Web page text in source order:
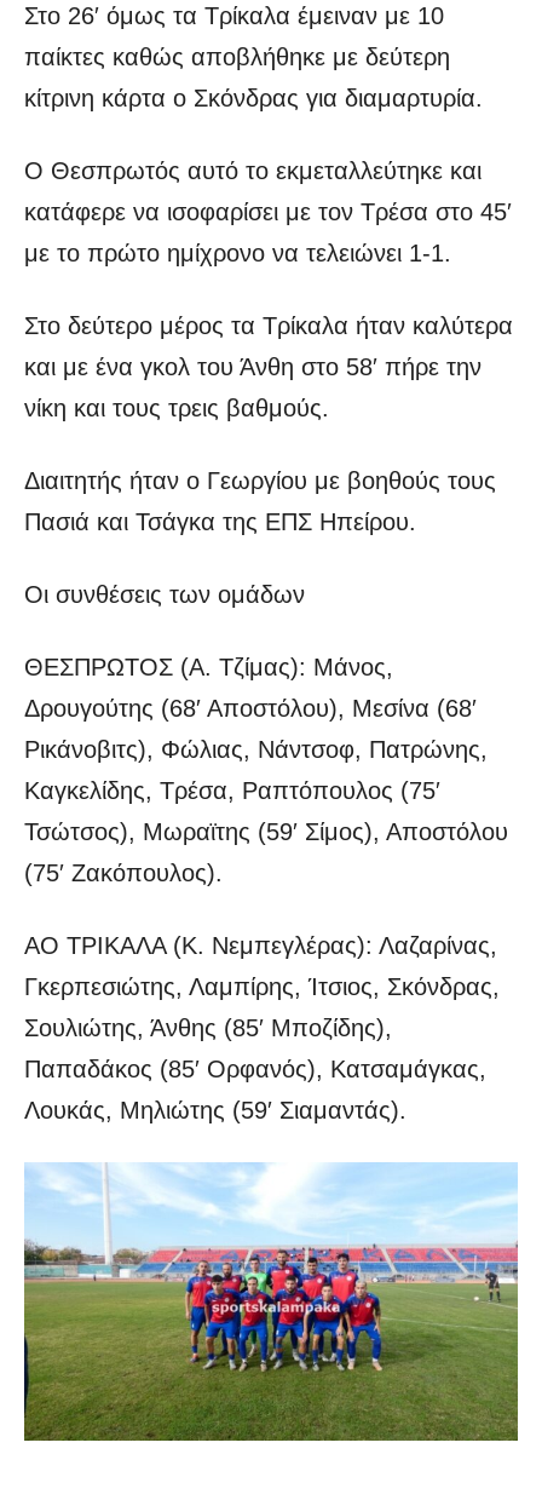
Στο 26′ όμως τα Τρίκαλα έμειναν με 10
παίκτες καθώς αποβλήθηκε με δεύτερη
κίτρινη κάρτα ο Σκόνδρας για διαμαρτυρία.
Ο Θεσπρωτός αυτό το εκμεταλλεύτηκε και
κατάφερε να ισοφαρίσει με τον Τρέσα στο 45′
με το πρώτο ημίχρονο να τελειώνει 1-1.
Στο δεύτερο μέρος τα Τρίκαλα ήταν καλύτερα
και με ένα γκολ του Άνθη στο 58′ πήρε την
νίκη και τους τρεις βαθμούς.
Διαιτητής ήταν ο Γεωργίου με βοηθούς τους
Πασιά και Τσάγκα της ΕΠΣ Ηπείρου.
Οι συνθέσεις των ομάδων
ΘΕΣΠΡΩΤΟΣ (Α. Τζίμας): Μάνος,
Δρουγούτης (68′ Αποστόλου), Μεσίνα (68′
Ρικάνοβιτς), Φώλιας, Νάντσοφ, Πατρώνης,
Καγκελίδης, Τρέσα, Ραπτόπουλος (75′
Τσώτσος), Μωραϊτης (59′ Σίμος), Αποστόλου
(75′ Ζακόπουλος).
ΑΟ ΤΡΙΚΑΛΑ (Κ. Νεμπεγλέρας): Λαζαρίνας,
Γκερπεσιώτης, Λαμπίρης, Ίτσιος, Σκόνδρας,
Σουλιώτης, Άνθης (85′ Μποζίδης),
Παπαδάκος (85′ Ορφανός), Κατσαμάγκας,
Λουκάς, Μηλιώτης (59′ Σιαμαντάς).